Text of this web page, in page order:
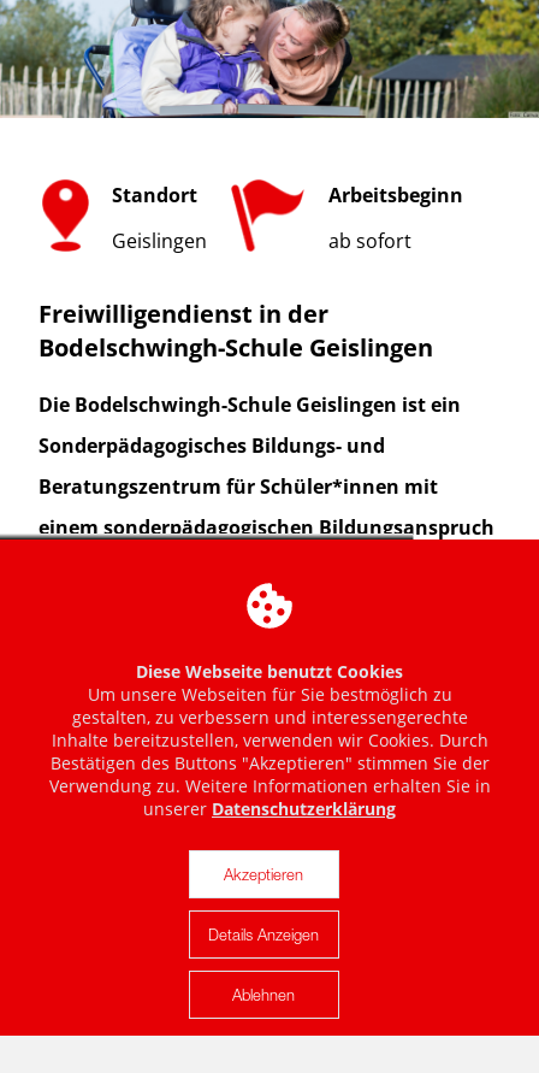
Karte anzeigen
Diese Webseite benutzt Cookies
Um unsere Webseiten für Sie bestmöglich zu
gestalten, zu verbessern und interessengerechte
Inhalte bereitzustellen, verwenden wir Cookies. Durch
Bestätigen des Buttons "Akzeptieren" stimmen Sie der
Verwendung zu. Weitere Informationen erhalten Sie in
unserer Datenschutzerklärung
Akzeptieren
Details Anzeigen
Ablehnen